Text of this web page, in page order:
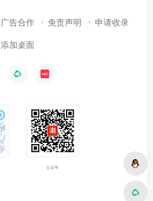
广告合作 免责声明 申请收录
添加桌面
公众号